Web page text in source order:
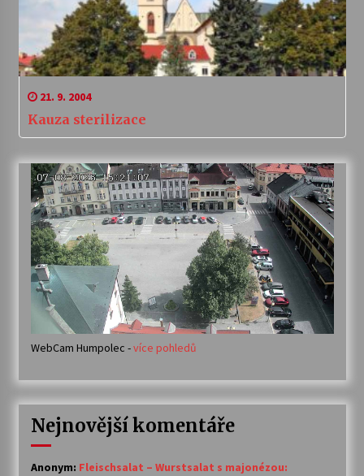
21. 9. 2004
Kauza sterilizace
WebCam Humpolec -více pohledů
Nejnovější komentáře
Anonym: Fleischsalat – Wurstsalat s majonézou: